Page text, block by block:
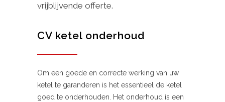
vrijblijvende offerte.
CV ketel onderhoud
Om een goede en correcte werking van uw
ketel te garanderen is het essentieel de ketel
goed te onderhouden. Het onderhoud is een